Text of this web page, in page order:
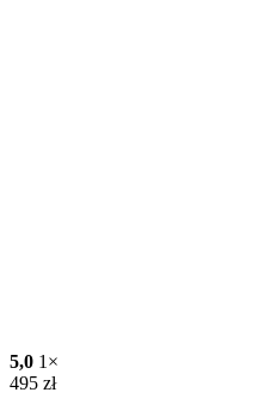
5,0 1×
495 zł